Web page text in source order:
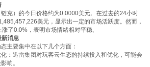
克）的今日价格约为0.0000美元。在过去的24小时
美元，显示出一定的市场活跃度。然而，
了0.0%，表明市场情绪相对平稳。
新消息
主要集中在以下几个方面：
：迅雷集团对玩客云生态的持续投入和优化，可能会
响。